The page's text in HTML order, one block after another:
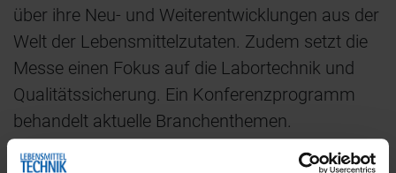
über ihre Neu- und Weiterentwicklungen aus der
Welt der Lebensmittelzutaten. Zudem setzt die
Messe einen Fokus auf die Labortechnik und
Qualitätssicherung. Ein Konferenzprogramm
behandelt aktuelle Branchenthemen.